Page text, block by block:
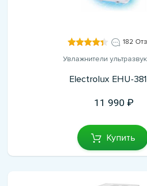
182
Увлажнители
Electrolux EHU-
11 990
Купить